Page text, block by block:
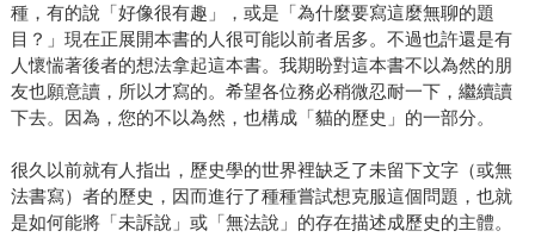
種，有的說「好像很有趣」，或是「為什麼要寫這麼無聊的題
目？」現在正展開本書的人很可能以前者居多。不過也許還是有
人懷惴著後者的想法拿起這本書。我期盼對這本書不以為然的朋
友也願意讀，所以才寫的。希望各位務必稍微忍耐一下，繼續讀
下去。因為，您的不以為然，也構成「貓的歷史」的一部分。
很久以前就有人指出，歷史學的世界裡缺乏了未留下文字（或無
法書寫）者的歷史，因而進行了種種嘗試想克服這個問題，也就
是如何能將「未訴說」或「無法說」的存在描述成歷史的主體。